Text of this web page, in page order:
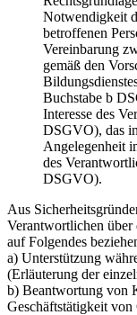
Notwendigkeit
betroffenen
Vereinbarung
gemäß den
Buchstabe b
Interesse des
DSGVO), das
Angelegenheit
des
DSGVO).
Aus
Verantwortlichen
auf Folgendes
a) Unterstützung
(Erläuterung der
b) Beantwortung von
Geschäftstätigkeit